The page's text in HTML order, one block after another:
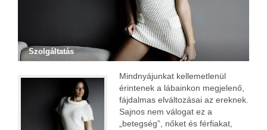
Szolgáltatás
Mindnyájunkat kellemetlenül
érintenek a lábainkon megjelenő,
fájdalmas elváltozásai az ereknek.
Sajnos nem válogat ez a
„betegség”, nőket és férfiakat,